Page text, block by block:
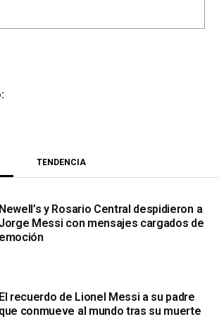
TENDENCIA
Newell’s y Rosario Central despidieron a
Jorge Messi con mensajes cargados de
emoción
El recuerdo de Lionel Messi a su padre
que conmueve al mundo tras su muerte